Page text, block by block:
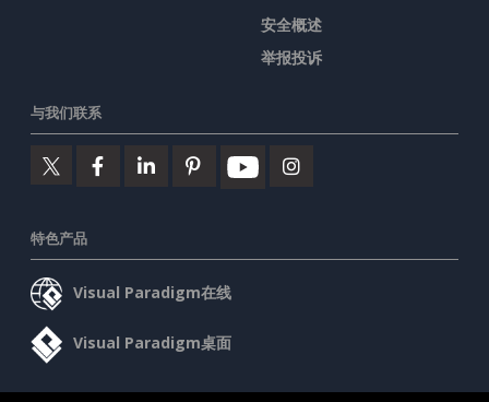
安全概述
举报投诉
与我们联系
特色产品
Visual Paradigm在线
Visual Paradigm桌面